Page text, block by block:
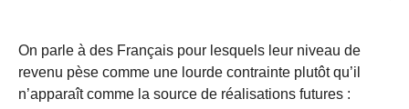
On parle à des Français pour lesquels leur niveau de
revenu pèse comme une lourde contrainte plutôt qu’il
n’apparaît comme la source de réalisations futures :